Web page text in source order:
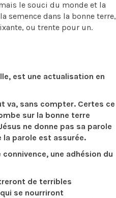
le souci du monde et la
semence dans la bonne terre,
ou trente pour un.
est une actualisation en
va, sans compter. Certes ce
sur la bonne terre
ne donne pas sa parole
parole est assurée.
une adhésion du
de terribles
se nourriront